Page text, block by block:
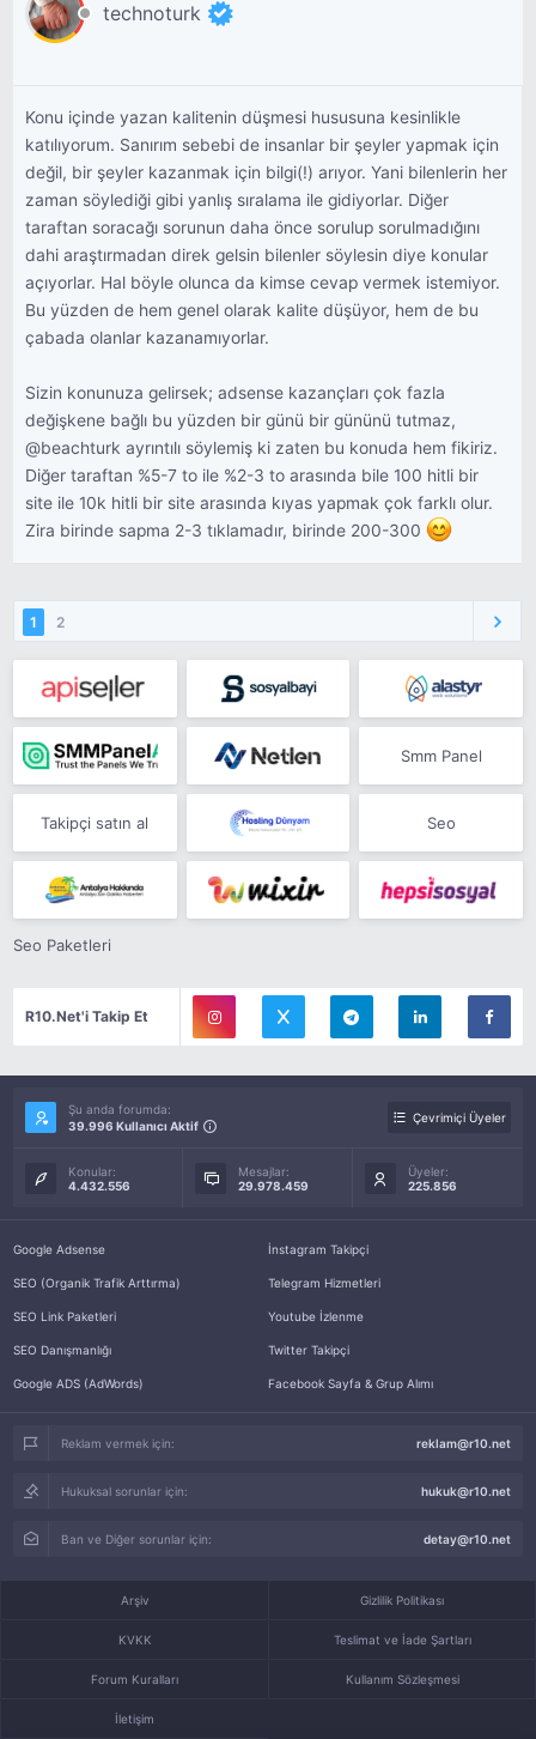
technoturk
Konu içinde yazan kalitenin düşmesi hususuna kesinlikle
katılıyorum. Sanırım sebebi de insanlar bir şeyler yapmak için
değil, bir şeyler kazanmak için bilgi(!) arıyor. Yani bilenlerin her
zaman söylediği gibi yanlış sıralama ile gidiyorlar. Diğer
taraftan soracağı sorunun daha önce sorulup sorulmadığını
dahi araştırmadan direk gelsin bilenler söylesin diye konular
açıyorlar. Hal böyle olunca da kimse cevap vermek istemiyor.
Bu yüzden de hem genel olarak kalite düşüyor, hem de bu
çabada olanlar kazanamıyorlar.
Sizin konunuza gelirsek; adsense kazançları çok fazla
değişkene bağlı bu yüzden bir günü bir gününü tutmaz,
@beachturk ayrıntılı söylemiş ki zaten bu konuda hem fikiriz.
Diğer taraftan %5-7 to ile %2-3 to arasında bile 100 hitli bir
site ile 10k hitli bir site arasında kıyas yapmak çok farklı olur.
Zira birinde sapma 2-3 tıklamadır, birinde 200-300
1 2
Smm Panel
Takipçi satın al Seo
Seo Paketleri
R10.Net'i Takip Et
Şu anda forumda:
39.996 Kullanıcı Aktif
Çevrimiçi Üyeler
Konular:
4.432.556
Mesajlar:
29.978.459
Üyeler:
225.856
Google Adsense
SEO (Organik Trafik Arttırma)
SEO Link Paketleri
SEO Danışmanlığı
Google ADS (AdWords)
İnstagram Takipçi
Telegram Hizmetleri
Youtube İzlenme
Twitter Takipçi
Facebook Sayfa & Grup Alımı
Reklam vermek için: reklam@r10.net
Hukuksal sorunlar için: hukuk@r10.net
Ban ve Diğer sorunlar için: detay@r10.net
Arşiv Gizlilik Politikası
KVKK Teslimat ve İade Şartları
Forum Kuralları Kullanım Sözleşmesi
İletişim